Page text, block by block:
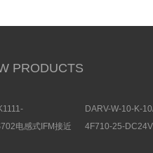
PRODUCTS
点及功能
DARV-W-10-K-
构分析
电感式IFM接近
4F710-25-